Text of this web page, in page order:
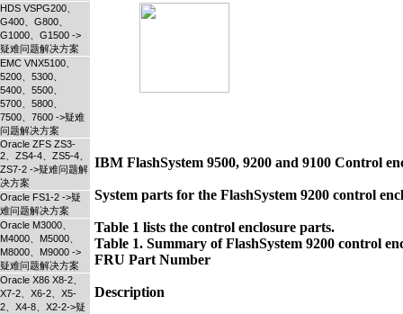
HDS VSPG200、
G400、G800、
G1000、G1500 ->
疑难问题解决方案
EMC VNX5100、
5200、5300、
5400、5500、
5700、5800、
7500、7600 ->疑难
问题解决方案
Oracle ZFS ZS3-
2、ZS4-4、ZS5-4、
ZS7-2 ->疑难问题解
决方案
Oracle FS1-2 ->疑
难问题解决方案
Oracle M3000、
M4000、M5000、
M8000、M9000 ->
疑难问题解决方案
Oracle X86 X8-2、
X7-2、X6-2、X5-
2、X4-8、X2-2->疑
IBM FlashSystem 9500, 9200 and 9100 Control
System parts for the FlashSystem 9200 control
Table 1 lists the control enclosure parts.
Table 1. Summary of FlashSystem 9200 control
FRU Part Number
Description